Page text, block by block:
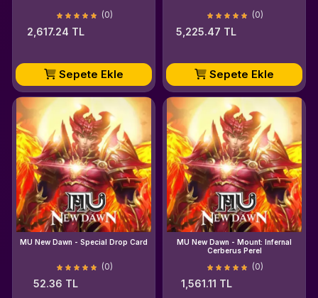
(0)
2,617.24 TL
Sepete Ekle
(0)
5,225.47 TL
Sepete Ekle
MU New Dawn - Special Drop Card
(0)
52.36 TL
MU New Dawn - Mount: Infernal
Cerberus Perel
(0)
1,561.11 TL